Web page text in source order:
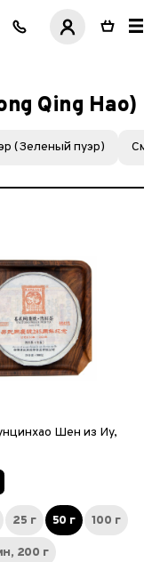
Qing Hao)
(Зеленый пуэр)
Шен из Иу,
25 г 50 г 100 г
200 г